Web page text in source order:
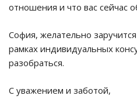
отношения и что вас сейчас
София, желательно
рамках индивидуальных
разобраться.
С уважением и заботой,